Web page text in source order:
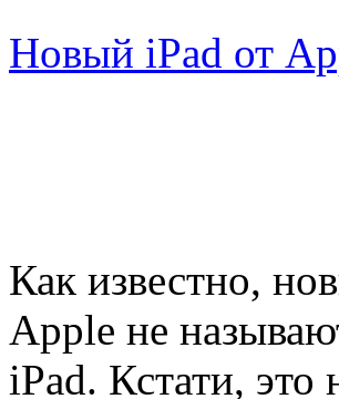
Новый iPad от
Как известно,
Apple не
iPad. Кстати, это